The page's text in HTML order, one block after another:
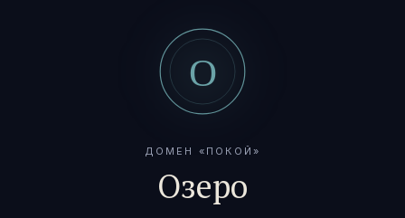
ДОМЕН « ПОКОЙ»
Озеро